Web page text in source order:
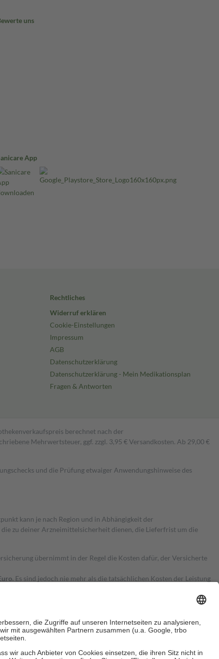
uns
App
Rechtliches
Widerruf erklären
Cookie-Einstellungen
Impressum
AGB
Datenschutzerklärung
Datenschutzerklärung - Mein Medikationsplan
Fragen & Antworten
berechnet nach der
Mehrwertsteuer, ggf. zzgl. 3,95 € Versandkosten. Ab 29,00 €
und die Prüfung etwaiger Anwendungshinweise des
kann je nach Region und in Abhängigkeit der
zu deiner Arzneimittelsicherheit dienen, die Lieferfrist um die
übernimmt in der Regel die Kosten dafür, der Versicherte
Es sind jedoch nie mehr als die tatsächlichen Kosten der Leistung
Zuzahlungen an bei: